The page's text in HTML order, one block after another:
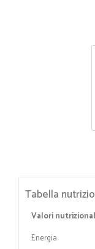
Tabella
Valori
Energia